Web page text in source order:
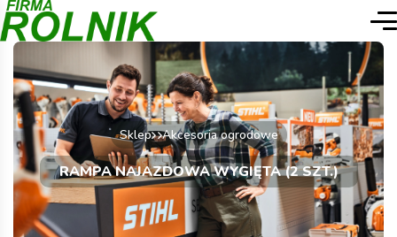
Sklep Akcesoria ogrodowe
RAMPA NAJAZDOWA WYGIĘTA (2 SZT.)